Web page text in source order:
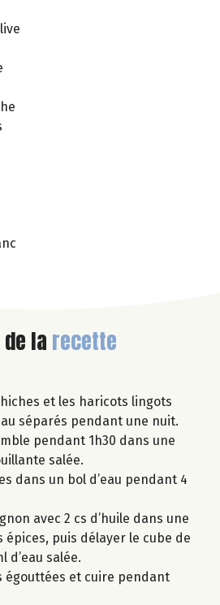
de la recette
et les haricots lingots
séparés pendant une nuit.
pendant 1h30 dans une
salée.
dans un bol d’eau pendant 4
avec 2 cs d’huile dans une
épices, puis délayer le cube de
d’eau salée.
égouttées et cuire pendant